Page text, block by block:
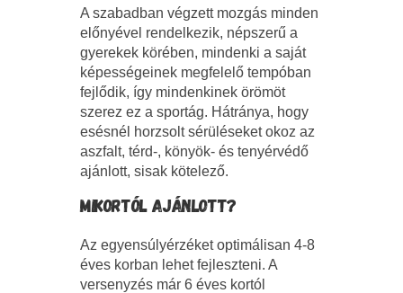
A szabadban végzett mozgás minden
előnyével rendelkezik, népszerű a
gyerekek körében, mindenki a saját
képességeinek megfelelő tempóban
fejlődik, így mindenkinek örömöt
szerez ez a sportág. Hátránya, hogy
esésnél horzsolt sérüléseket okoz az
aszfalt, térd-, könyök- és tenyérvédő
ajánlott, sisak kötelező.
MIKORTÓL AJÁNLOTT?
Az egyensúlyérzéket optimálisan 4-8
éves korban lehet fejleszteni. A
versenyzés már 6 éves kortól